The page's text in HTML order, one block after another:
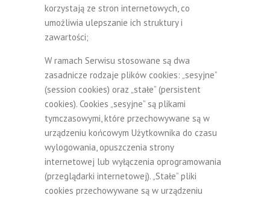
korzystają ze stron internetowych, co
umożliwia ulepszanie ich struktury i
zawartości;
W ramach Serwisu stosowane są dwa
zasadnicze rodzaje plików cookies: „sesyjne”
(session cookies) oraz „stałe” (persistent
cookies). Cookies „sesyjne” są plikami
tymczasowymi, które przechowywane są w
urządzeniu końcowym Użytkownika do czasu
wylogowania, opuszczenia strony
internetowej lub wyłączenia oprogramowania
(przeglądarki internetowej). „Stałe” pliki
cookies przechowywane są w urządzeniu